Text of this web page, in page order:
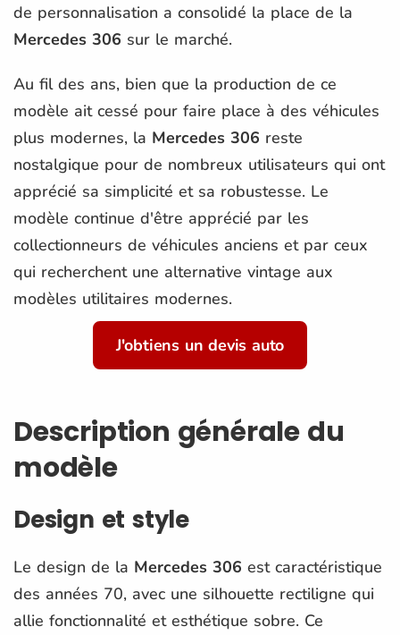
de personnalisation a consolidé la place de la
Mercedes 306 sur le marché.
Au fil des ans, bien que la production de ce
modèle ait cessé pour faire place à des véhicules
plus modernes, la Mercedes 306 reste
nostalgique pour de nombreux utilisateurs qui ont
apprécié sa simplicité et sa robustesse. Le
modèle continue d'être apprécié par les
collectionneurs de véhicules anciens et par ceux
qui recherchent une alternative vintage aux
modèles utilitaires modernes.
J'obtiens un devis auto
Description générale du
modèle
Design et style
Le design de la Mercedes 306 est caractéristique
des années 70, avec une silhouette rectiligne qui
allie fonctionnalité et esthétique sobre. Ce